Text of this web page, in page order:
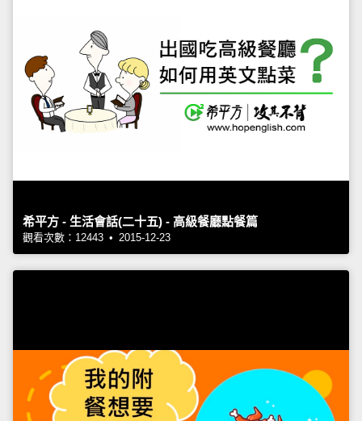
希平方 - 生活會話(二十五) - 高級餐廳點餐篇
觀看次數：12443 • 2015-12-23